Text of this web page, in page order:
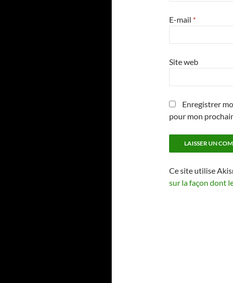
E-mail *
Site web
Enregistrer
pour mon
Ce site utilise
sur la façon dont